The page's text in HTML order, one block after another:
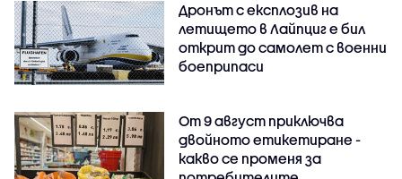
Дронът с експлозив на
летището в Лайпциг е бил
открит до самолет с военни
боеприпаси
От 9 август приключва
двойното етикетиране -
какво се променя за